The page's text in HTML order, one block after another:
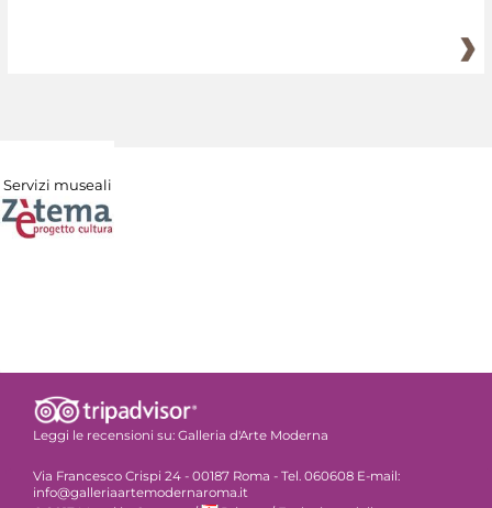
Servizi museali
Leggi le recensioni su: Galleria d'Arte Moderna
Via Francesco Crispi 24 - 00187 Roma - Tel. 060608 E-mail:
info@galleriaartemodernaroma.it